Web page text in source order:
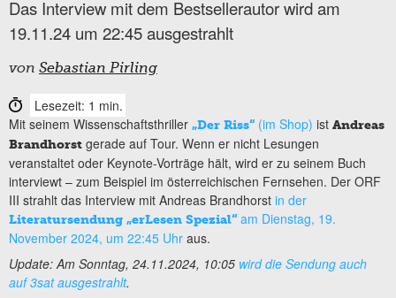
Das Interview mit dem Bestsellerautor wird am
19.11.24 um 22:45 ausgestrahlt
von Sebastian Pirling
Lesezeit: 1 min.
Mit seinem Wissenschaftsthriller „Der Riss“ (im Shop) ist Andreas
Brandhorst gerade auf Tour. Wenn er nicht Lesungen
veranstaltet oder Keynote-Vorträge hält, wird er zu seinem Buch
interviewt – zum Beispiel im österreichischen Fernsehen. Der ORF
III strahlt das Interview mit Andreas Brandhorst in der
Literatursendung „erLesen Spezial“ am Dienstag, 19.
November 2024, um 22:45 Uhr aus.
Update: Am Sonntag, 24.11.2024, 10:05 wird die Sendung auch
auf 3sat ausgestrahlt.